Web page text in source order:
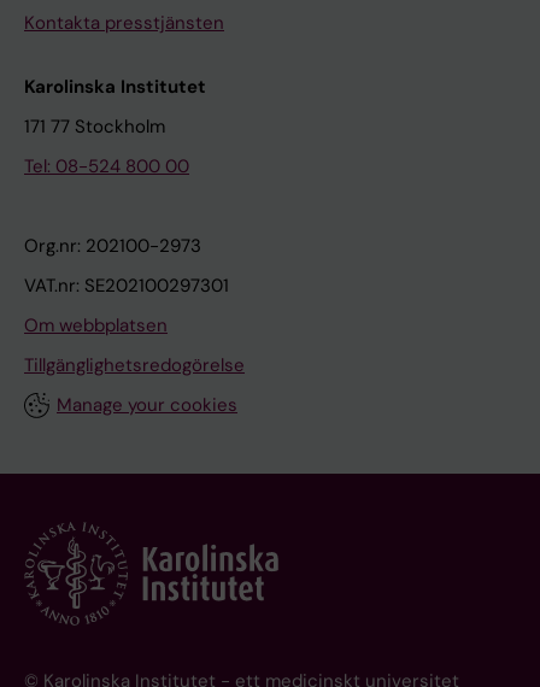
Kontakta presstjänsten
Karolinska Institutet
171 77 Stockholm
Tel: 08-524 800 00
Org.nr: 202100-2973
VAT.nr: SE202100297301
Om webbplatsen
Tillgänglighetsredogörelse
Manage your cookies
© Karolinska Institutet - ett medicinskt universitet